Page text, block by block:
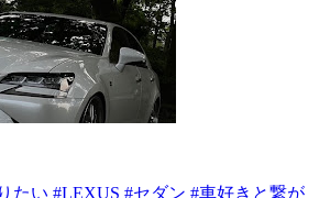
たい #LEXUS #セダン #車好きと繋が